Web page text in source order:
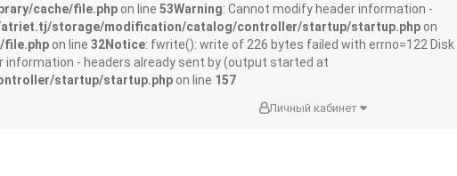
cache/file.php on line 53Warning: Cannot modify header information -
atriet.tj/storage/modification/catalog/controller/startup/startup.php on
file.php on line 32Notice: fwrite(): write of 226 bytes failed with errno=122 Disk
information - headers already sent by (output started at
startup/startup.php on line 157
Личный кабинет